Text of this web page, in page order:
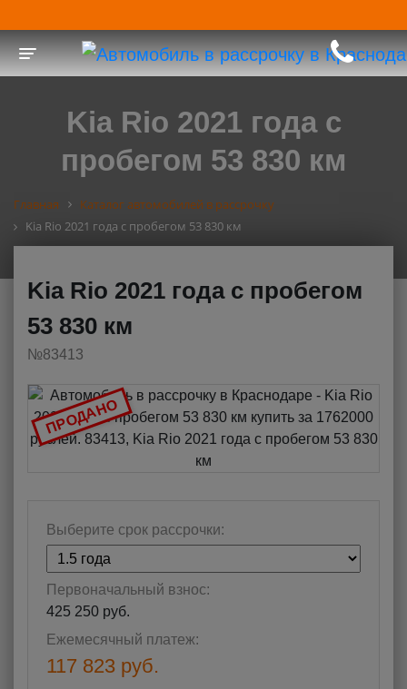
Toggle navigation
Kia Rio 2021 года с
пробегом 53 830 км
Главная
Каталог автомобилей в рассрочку
Kia Rio 2021 года с пробегом 53 830 км
Kia Rio 2021 года с пробегом
53 830 км
№83413
Выберите срок рассрочки:
Первоначальный взнос:
425 250 руб.
Ежемесячный платеж:
117 823 руб.
ПРОДАНО